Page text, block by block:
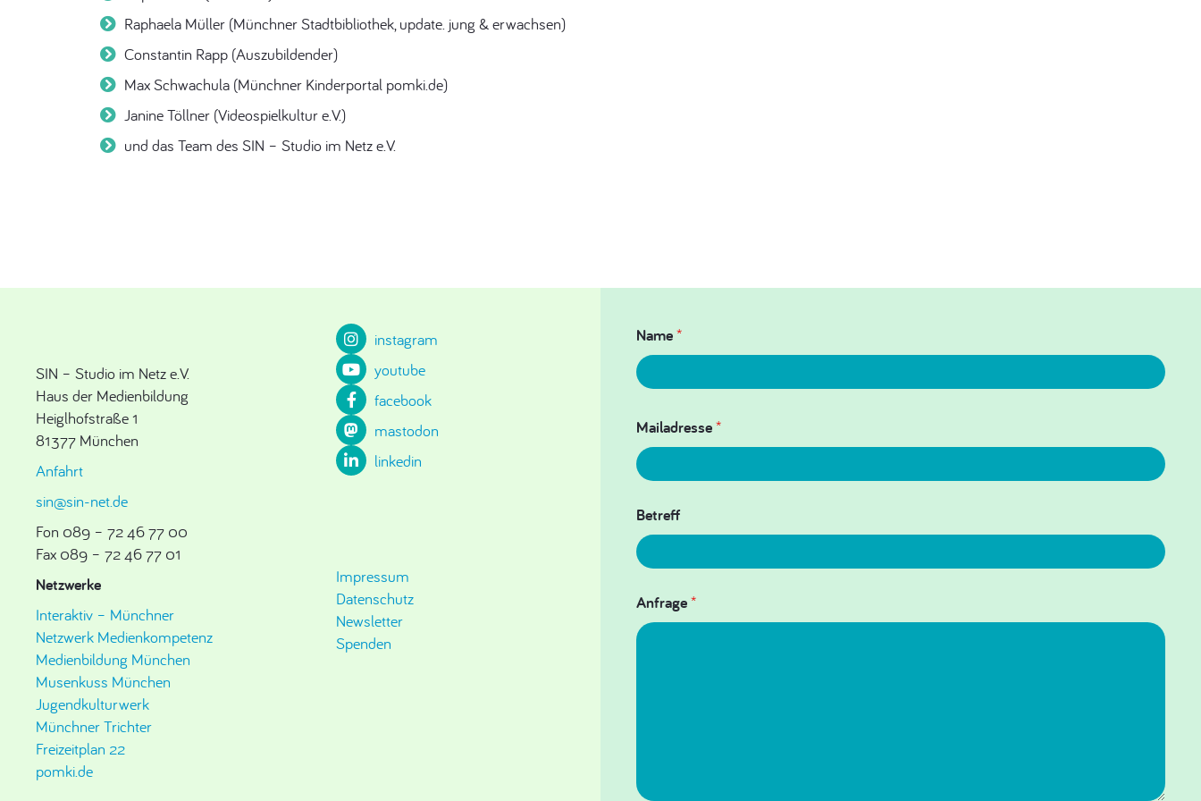
Raphaela Müller (Münchner Stadtbibliothek, update. jung & erwachsen)
Constantin Rapp (Auszubildender)
Max Schwachula (Münchner Kinderportal pomki.de)
Janine Töllner (Videospielkultur e.V.)
und das Team des SIN – Studio im Netz e.V.
SIN – Studio im Netz e.V.
Haus der Medienbildung
Heiglhofstraße 1
81377 München
Anfahrt
sin@sin-net.de
Fon 089 – 72 46 77 00
Fax 089 – 72 46 77 01
Netzwerke
Interaktiv – Münchner
Netzwerk Medienkompetenz
Medienbildung München
Musenkuss München
Jugendkulturwerk
Münchner Trichter
Freizeitplan 22
pomki.de
instagram
youtube
facebook
mastodon
linkedin
Impressum
Datenschutz
Newsletter
Spenden
Name*
Mailadresse*
Betreff
Anfrage*